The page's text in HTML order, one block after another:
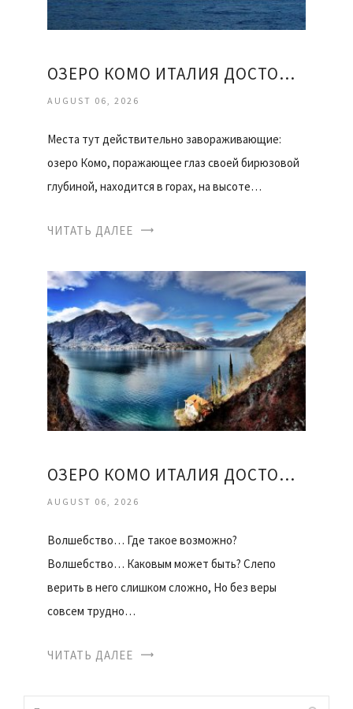
ОЗЕРО КОМО ИТАЛИЯ ДОСТОПРИМЕЧАТЕЛЬНОСТИ ОТЗЫВЫ
AUGUST 06, 2026
Места тут действительно завораживающие:
озеро Комо, поражающее глаз своей бирюзовой
глубиной, находится в горах, на высоте…
ЧИТАТЬ ДАЛЕЕ
ОЗЕРО КОМО ИТАЛИЯ ДОСТОПРИМЕЧАТЕЛЬНОСТИ
AUGUST 06, 2026
Волшебство… Где такое возможно?
Волшебство… Каковым может быть? Слепо
верить в него слишком сложно, Но без веры
совсем трудно…
ЧИТАТЬ ДАЛЕЕ